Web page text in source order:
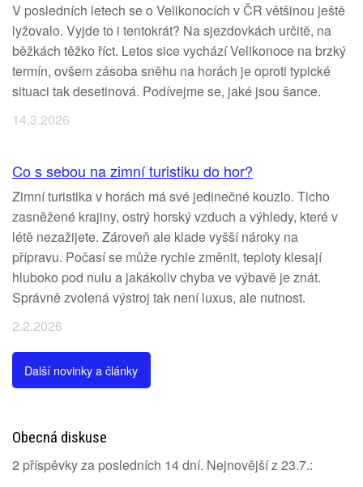
V posledních letech se o Velikonocích v ČR většinou ještě
lyžovalo. Vyjde to i tentokrát? Na sjezdovkách určitě, na
běžkách těžko říct. Letos sice vychází Velikonoce na brzký
termín, ovšem zásoba sněhu na horách je oproti typické
situaci tak desetinová. Podívejme se, jaké jsou šance.
14.3.2026
Co s sebou na zimní turistiku do hor?
Zimní turistika v horách má své jedinečné kouzlo. Ticho
zasněžené krajiny, ostrý horský vzduch a výhledy, které v
létě nezažijete. Zároveň ale klade vyšší nároky na
přípravu. Počasí se může rychle změnit, teploty klesají
hluboko pod nulu a jakákoliv chyba ve výbavě je znát.
Správně zvolená výstroj tak není luxus, ale nutnost.
2.2.2026
Další novinky a články
Obecná diskuse
2 příspěvky za posledních 14 dní. Nejnovější z 23.7.: